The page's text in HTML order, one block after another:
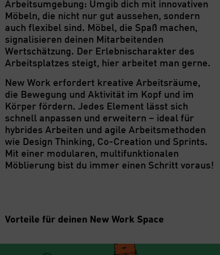
Arbeitsumgebung: Umgib dich mit innovativen
Möbeln, die nicht nur gut aussehen, sondern
auch flexibel sind. Möbel, die Spaß machen,
signalisieren deinen Mitarbeitenden
Wertschätzung. Der Erlebnischarakter des
Arbeitsplatzes steigt, hier arbeitet man gerne.
New Work erfordert kreative Arbeitsräume,
die Bewegung und Aktivität im Kopf und im
Körper fördern. Jedes Element lässt sich
schnell anpassen und erweitern – ideal für
hybrides Arbeiten und agile Arbeitsmethoden
wie Design Thinking, Co-Creation und Sprints.
Mit einer modularen, multifunktionalen
Möblierung bist du immer einen Schritt voraus!
Vorteile für deinen New Work Space